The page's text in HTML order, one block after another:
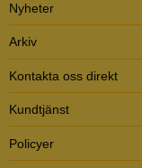
Nyheter
Arkiv
Kontakta oss direkt
Kundtjänst
Policyer